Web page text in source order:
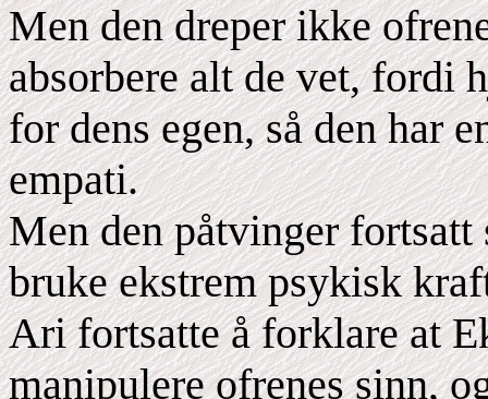
Men den dreper ikke
absorbere alt de vet, fordi
for dens egen, så den har
empati.
Men den påtvinger fortsatt
bruke ekstrem psykisk
Ari fortsatte å forklare at
manipulere ofrenes sinn,